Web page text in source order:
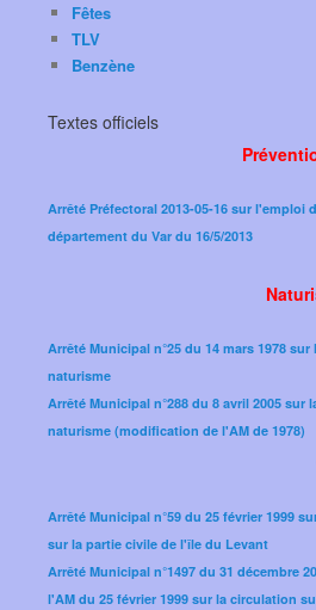
Fêtes
TLV
Benzène
Textes officiels
Arrêté Préfectoral 2013-05-16 sur l'emploi
département du Var du 16/5/2013
Arrêté Municipal n°25 du 14 mars 1978
naturisme
Arrêté Municipal n°288 du 8 avril 2005 sur
naturisme (modification de l'AM de 1978)​
Arrêté Municipal n°59 du 25 février 1999
sur la partie civile de l'île du Levant
Arrêté Municipal n°1497 du 31 décembre
l'AM du 25 février 1999 sur la circulation